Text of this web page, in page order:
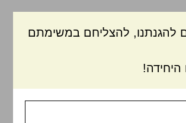
להגנתנו, להצליחם במשימתם